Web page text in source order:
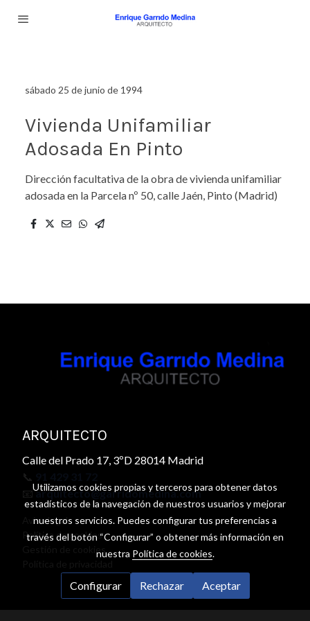
sábado 25 de junio de 1994
Vivienda Unifamiliar
Adosada En Pinto
Dirección facultativa de la obra de vivienda unifamiliar
adosada en la Parcela nº 50, calle Jaén, Pinto (Madrid)
ARQUITECTO
Calle del Prado 17, 3ºD 28014 Madrid
📞
📧arquitecto@garridomedina.com
Aviso legal
Política de cookies
Utilizamos cookies propias y terceros para obtener datos
estadísticos de la navegación de nuestros usuarios y mejorar
nuestros servicios. Puedes configurar tus preferencias a
través del botón “Configurar” o obtener más información en
nuestra Política de cookies.
Configurar Rechazar Aceptar